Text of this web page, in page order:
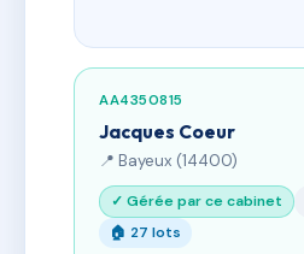
AA4350815
Jacques Coeur
📍 Bayeux (14400)
✓ Gérée par ce cabinet
🏠 27 lots